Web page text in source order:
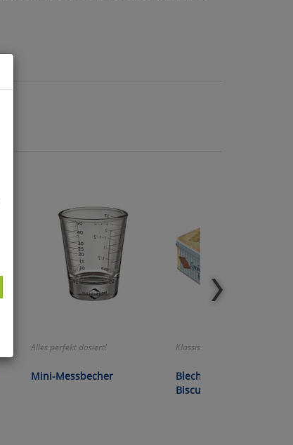
Alles perfekt dosiert!
Mini-Messbecher
Klassisches Design!
Blechdose »Cookies `n`
Biscuits